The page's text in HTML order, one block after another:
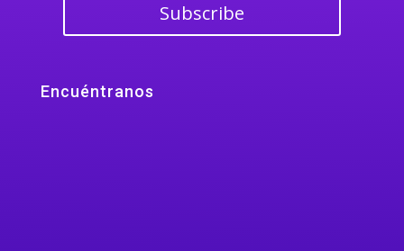
Subscribe
Encuéntranos